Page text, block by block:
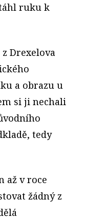
ruku k
Drexelova
a obrazu u
si ji nechali
tedy
až v roce
žádný z